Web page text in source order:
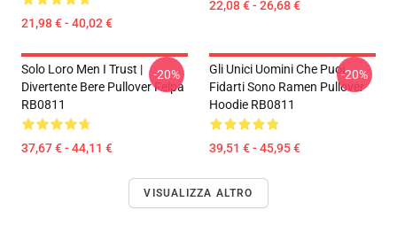
21,98 € - 40,02 €
22,08 € - 26,68 €
Solo Loro Men I Trust |
Divertente Bere Pullover Felpa
RB0811
37,67 € - 44,11 €
-20%
Gli Unici Uomini Che Puoi
Fidarti Sono Ramen Pullover
Hoodie RB0811
39,51 € - 45,95 €
-20%
VISUALIZZA ALTRO